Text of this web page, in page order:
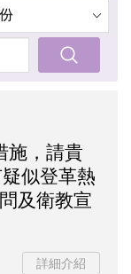
施，請貴
似登革熱
及衛教宣
詳細介紹